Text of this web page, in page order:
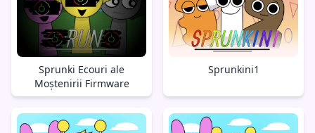
Sprunki Ecouri ale
Moștenirii Firmware
Sprunkini1